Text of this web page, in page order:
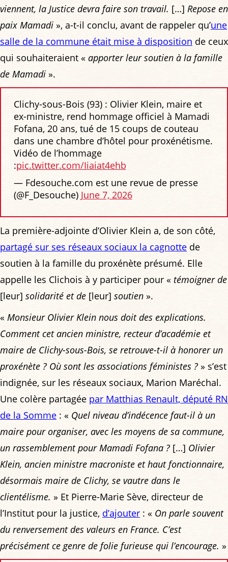
viennent, la Justice devra faire son travail. […] Repose en
paix Mamadi », a-t-il conclu, avant de rappeler qu’une
salle de la commune était mise à disposition de ceux
qui souhaiteraient « apporter leur soutien à la famille
de Mamadi ».
Clichy-sous-Bois (93) : Olivier Klein, maire et
ex-ministre, rend hommage officiel à Mamadi
Fofana, 20 ans, tué de 15 coups de couteau
dans une chambre d’hôtel pour proxénétisme.
Vidéo de l’hommage
:pic.twitter.com/Iiaiat4ehb
— Fdesouche.com est une revue de presse
(@F_Desouche) June 7, 2026
La première-adjointe d’Olivier Klein a, de son côté,
partagé sur ses réseaux sociaux la cagnotte de
soutien à la famille du proxénète présumé. Elle
appelle les Clichois à y participer pour « témoigner de
[leur] solidarité et de [leur] soutien ».
« Monsieur Olivier Klein nous doit des explications.
Comment cet ancien ministre, recteur d’académie et
maire de Clichy-sous-Bois, se retrouve-t-il à honorer un
proxénète ? Où sont les associations féministes ? » s’est
indignée, sur les réseaux sociaux, Marion Maréchal.
Une colère partagée par Matthias Renault, député RN
de la Somme : « Quel niveau d’indécence faut-il à un
maire pour organiser, avec les moyens de sa commune,
un rassemblement pour Mamadi Fofana ? […] Olivier
Klein, ancien ministre macroniste et haut fonctionnaire,
désormais maire de Clichy, se vautre dans le
clientélisme. » Et Pierre-Marie Sève, directeur de
l’Institut pour la justice, d’ajouter : « On parle souvent
du renversement des valeurs en France. C’est
précisément ce genre de folie furieuse qui l’encourage. »